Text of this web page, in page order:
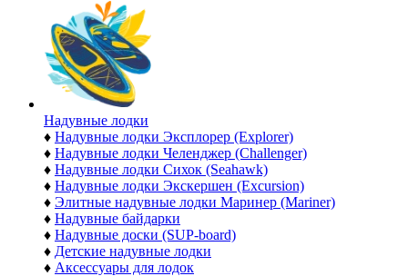
Надувные лодки
♦ Надувные лодки Эксплорер (Explorer)
♦ Надувные лодки Челенджер (Challenger)
♦ Надувные лодки Сихок (Seahawk)
♦ Надувные лодки Экскершен (Excursion)
♦ Элитные надувные лодки Маринер (Mariner)
♦ Надувные байдарки
♦ Надувные доски (SUP-board)
♦ Детские надувные лодки
♦ Аксессуары для лодок